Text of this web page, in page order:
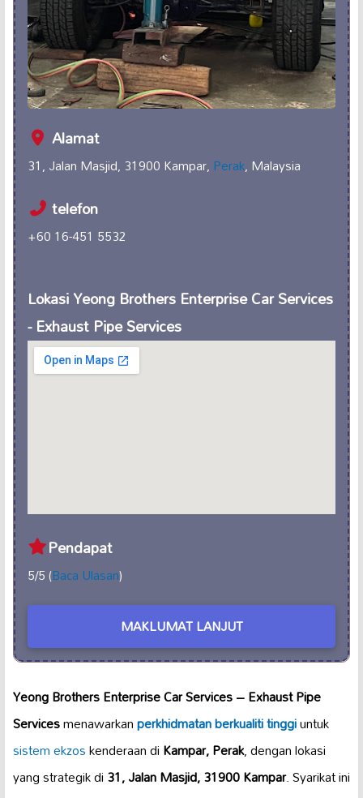
Alamat
31, Jalan Masjid, 31900 Kampar,Perak, Malaysia
telefon
+60 16-451 5532
Lokasi Yeong Brothers Enterprise Car Services
- Exhaust Pipe Services
Pendapat
5/5 (Baca Ulasan)
MAKLUMAT LANJUT
Yeong Brothers Enterprise Car Services – Exhaust Pipe
Servicesmenawarkanperkhidmatan berkualiti tinggiuntuk
sistem ekzoskenderaan diKampar, Perak, dengan lokasi
yang strategik di31, Jalan Masjid, 31900 Kampar. Syarikat ini